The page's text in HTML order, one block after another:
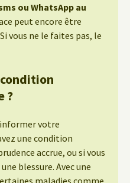
ou WhatsApp au
peut encore être
vous ne le faites pas, le
?
votre
une condition
accrue, ou si vous
blessure. Avec une
maladies comme